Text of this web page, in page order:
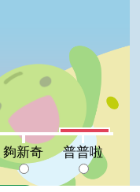
夠新奇:0%普普啦:3%
夠新奇 普普啦